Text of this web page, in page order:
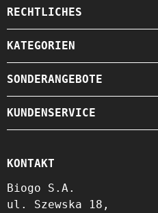
RECHTLICHES
KATEGORIEN
SONDERANGEBOTE
KUNDENSERVICE
KONTAKT
Biogo S.A.
ul. Szewska 18,